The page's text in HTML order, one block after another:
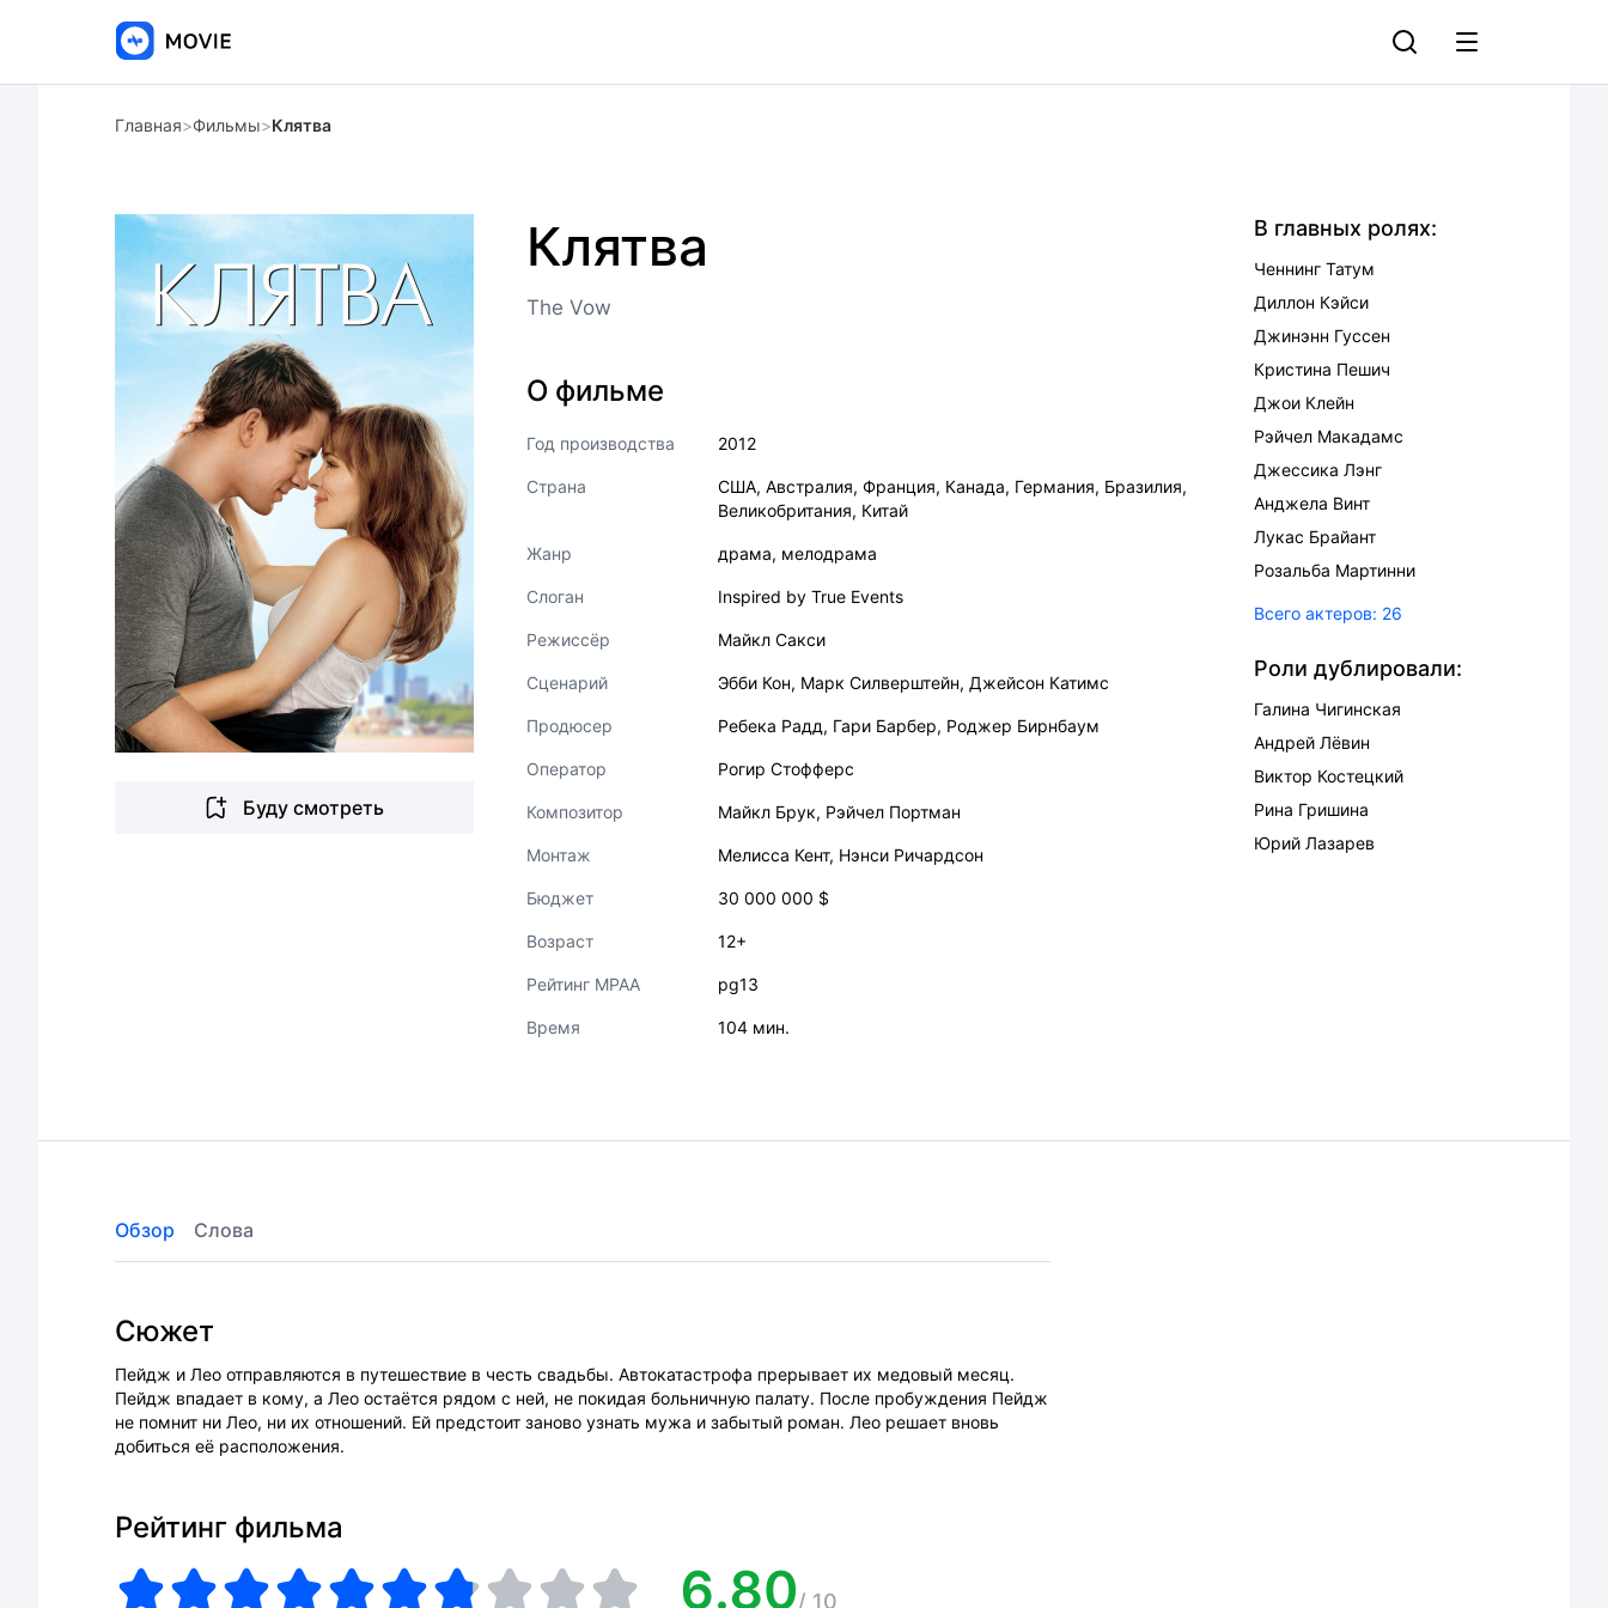
Главная>Фильмы>Клятва
Буду смотреть
Клятва
The Vow
О фильме
Год производства 2012
Страна США, Австралия, Франция, Канада, Германия, Бразилия,
Великобритания, Китай
Жанр драма, мелодрама
Слоган Inspired by True Events
Режиссёр Майкл Сакси
Сценарий Эбби Кон, Марк Силверштейн, Джейсон Катимс
Продюсер Ребека Радд, Гари Барбер, Роджер Бирнбаум
Оператор Рогир Стофферс
Композитор Майкл Брук, Рэйчел Портман
Монтаж Мелисса Кент, Нэнси Ричардсон
Бюджет 30 000 000 $
Возраст 12+
Рейтинг MPAA pg13
Время 104 мин.
В главных ролях:
Ченнинг Татум
Диллон Кэйси
Джинэнн Гуссен
Кристина Пешич
Джои Клейн
Рэйчел Макадамс
Джессика Лэнг
Анджела Винт
Лукас Брайант
Розальба Мартинни
Всего актеров: 26
Роли дублировали:
Галина Чигинская
Андрей Лёвин
Виктор Костецкий
Рина Гришина
Юрий Лазарев
Обзор Слова
Сюжет
Пейдж и Лео отправляются в путешествие в честь свадьбы. Автокатастрофа прерывает их медовый месяц.
Пейдж впадает в кому, а Лео остаётся рядом с ней, не покидая больничную палату. После пробуждения Пейдж
не помнит ни Лео, ни их отношений. Ей предстоит заново узнать мужа и забытый роман. Лео решает вновь
добиться её расположения.
Рейтинг фильма
6.80/ 10